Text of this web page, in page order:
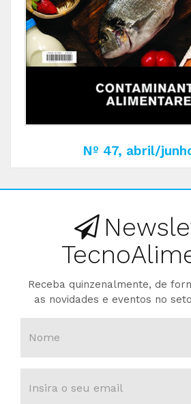
Nº 47, abril/
Receba quinzenalmente, de
as novidades e eventos no